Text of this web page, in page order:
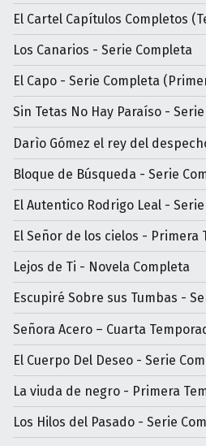
El Cartel Capítulos Completos
Los Canarios - Serie Completa
El Capo - Serie Completa
Sin Tetas No Hay Paraíso -
Darìo Gómez el rey del
Bloque de Búsqueda - Serie
El Autentico Rodrigo Leal -
El Señor de los cielos - Primera
Lejos de Ti - Novela Completa
Escupiré Sobre sus Tumbas -
Señora Acero – Cuarta
El Cuerpo Del Deseo - Serie
La viuda de negro - Primera
Los Hilos del Pasado - Serie